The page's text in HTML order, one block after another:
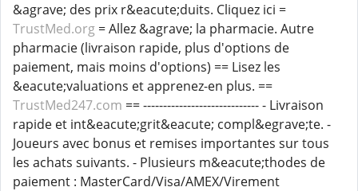
&agrave; des prix r&eacute;duits. Cliquez ici =
TrustMed.org = Allez &agrave; la pharmacie. Autre
pharmacie (livraison rapide, plus d'options de
paiement, mais moins d'options) == Lisez les
&eacute;valuations et apprenez-en plus. ==
TrustMed247.com == ----------------------------- - Livraison
rapide et int&eacute;grit&eacute; compl&egrave;te. -
Joueurs avec bonus et remises importantes sur tous
les achats suivants. - Plusieurs m&eacute;thodes de
paiement : MasterCard/Visa/AMEX/Virement